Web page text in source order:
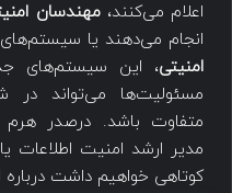
اعلام می‌کنند،مهندسان
انجام می‌دهند یا
امنیتی، این سیستم‌های
مسئولیت‌ها می‌تواند در
متفاوت باشد. درصدر هرم
کوتاهی خواهیم داشت